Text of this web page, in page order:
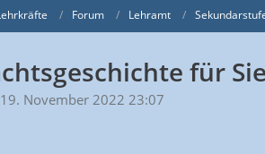
Forum Lehramt
für
19. November 2022 23:07